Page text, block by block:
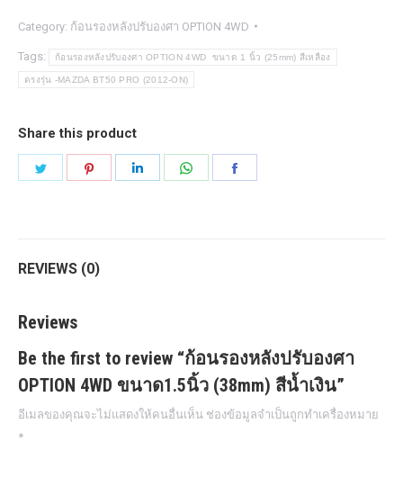
องศา
OPTION
4WD ขนาด1.5นิ้ว
สีน้ำเงิน
quantity
Category: ก้อนรองหลังปรับองศา OPTION 4WD
Tags: ก้อนรองหลังปรับองศา OPTION 4WD ขนาด 1 นิ้ว (25mm) สีเหลือง
ตรงรุ่น -MAZDA BT50 PRO (2012-ON)
Share this product
REVIEWS (0)
Reviews
Be the first to review “ก้อนรองหลังปรับองศา
OPTION 4WD ขนาด1.5นิ้ว (38mm) สีน้ำเงิน”
อีเมลของคุณจะไม่แสดงให้คนอื่นเห็น ช่องข้อมูลจำเป็นถูกทำเครื่องหมาย
*